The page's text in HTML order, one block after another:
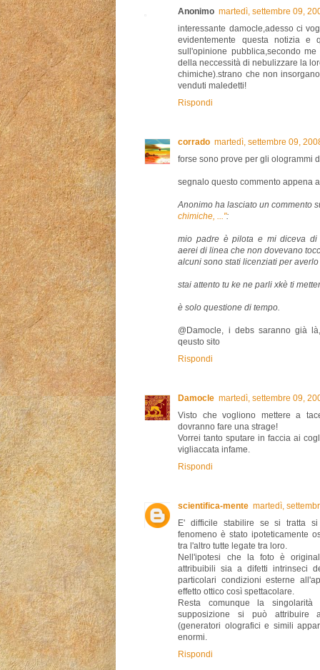
Anonimo martedì, settembre 09,
interessante damocle,adesso ci
evidentemente questa notizia e
sull'opinione pubblica,secondo
della neccessità di nebulizzare la
chimiche).strano che non
venduti maledetti!
Rispondi
corrado martedì, settembre 09,
forse sono prove per gli ologrammi
segnalo questo commento appena
Anonimo ha lasciato un commento
chimiche, ...":
mio padre è pilota e mi diceva di
aerei di linea che non dovevano
alcuni sono stati licenziati per averlo
stai attento tu ke ne parli xkè ti
è solo questione di tempo.
@Damocle, i debs saranno già
qeusto sito
Rispondi
Damocle martedì, settembre 09,
Visto che vogliono mettere a
dovranno fare una strage!
Vorrei tanto sputare in faccia ai
vigliaccata infame.
Rispondi
scientifica-mente martedì,
E' difficile stabilire se si tratta
fenomeno è stato ipoteticamente
tra l'altro tutte legate tra loro.
Nell'ipotesi che la foto è
attribuibili sia a difetti intrinseci
particolari condizioni esterne
effetto ottico così spettacolare.
Resta comunque la
supposizione si può attribuire
(generatori olografici e simili
enormi.
Rispondi